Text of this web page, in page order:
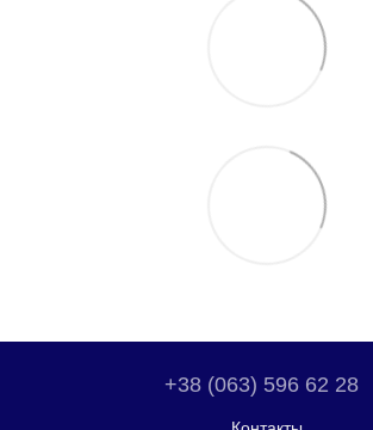
+38 (063) 596 62 28